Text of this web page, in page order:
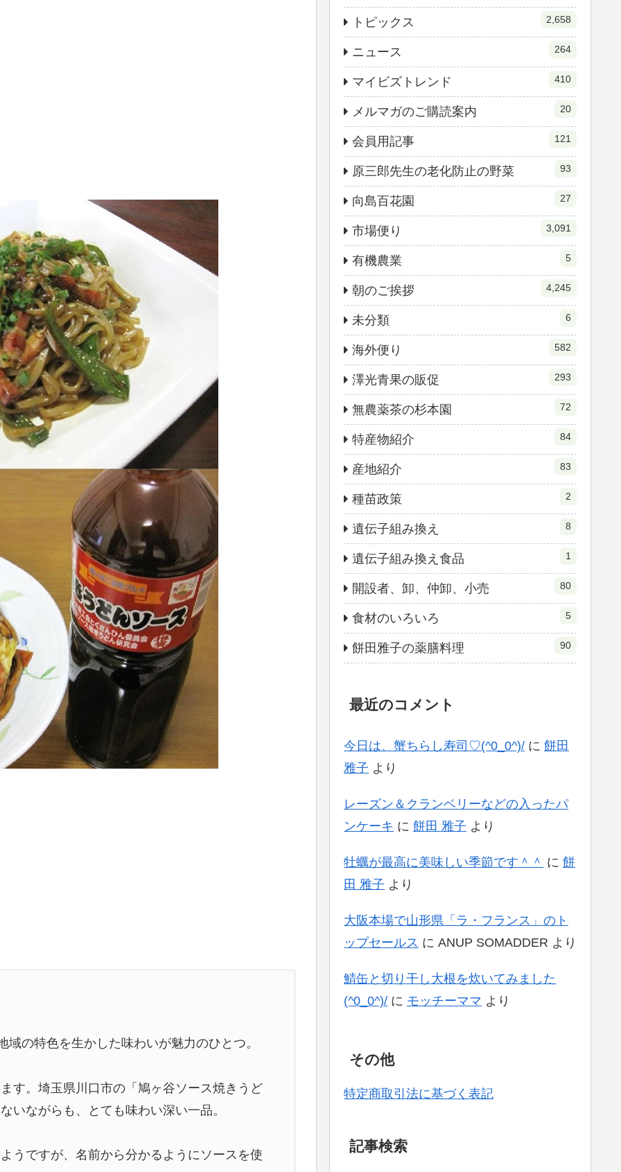
の特色を生かした味わいが魅力のひとつ。
す。埼玉県川口市の「鳩ヶ谷ソース焼きうど
いながらも、とても味わい深い一品。
うですが、名前から分かるようにソースを使
トピックス 2,658
ニュース 264
マイビズトレンド 410
メルマガのご購読案内 20
会員用記事 121
原三郎先生の老化防止の野菜 93
向島百花園 27
市場便り 3,091
有機農業 5
朝のご挨拶 4,245
未分類 6
海外便り 582
澤光青果の販促 293
無農薬茶の杉本園 72
特産物紹介 84
産地紹介 83
種苗政策 2
遺伝子組み換え 8
遺伝子組み換え食品 1
開設者、卸、仲卸、小売 80
食材のいろいろ 5
餅田雅子の薬膳料理 90
最近のコメント
今日は、蟹ちらし寿司♡(^0_0^)/ に 餅田
雅子 より
レーズン＆クランベリーなどの入ったパ
ンケーキ に 餅田 雅子 より
牡蠣が最高に美味しい季節です＾＾ に 餅
田 雅子 より
大阪本場で山形県「ラ・フランス」のト
ップセールス に ANUP SOMADDER より
鯖缶と切り干し大根を炊いてみました
(^0_0^)/ に モッチーママ より
その他
特定商取引法に基づく表記
記事検索